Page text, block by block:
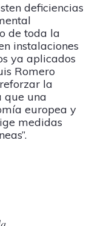
deficiencias
de toda la
instalaciones
ya aplicados
Romero
la
que una
europea y
medidas